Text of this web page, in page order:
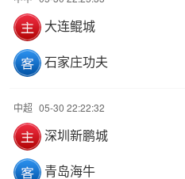
大连鲲城
石家庄功夫
中超 05-30 22:22:32
深圳新鹏城
青岛海牛